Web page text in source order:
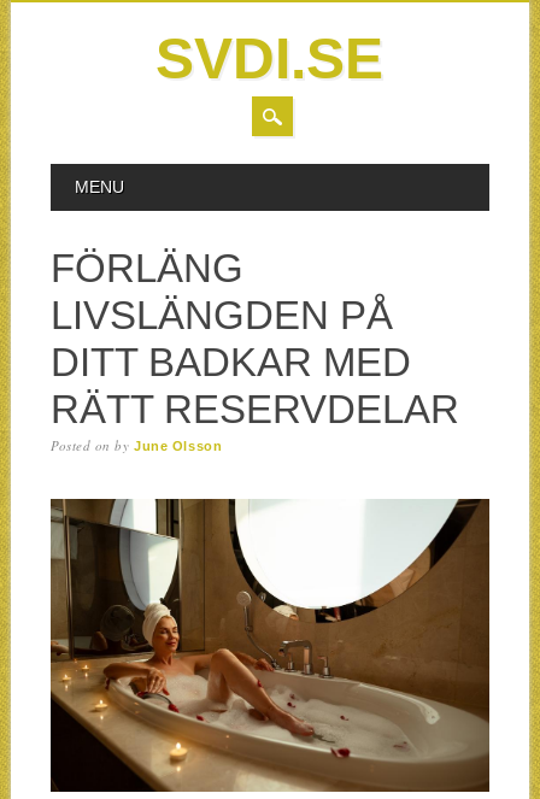
SVDI.SE
MAIN MENU
MENU
FÖRLÄNG
LIVSLÄNGDEN PÅ
DITT BADKAR MED
RÄTT RESERVDELAR
Posted onbyJune Olsson